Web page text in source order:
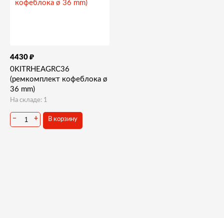
4430 ₽
0KITRHEAGRC36
(ремкомплект кофеблока ø
36 mm)
На складе: 1
− + В корзину